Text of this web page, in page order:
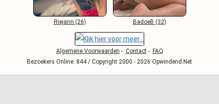
Riejann (26) BadoeB (32)
Algemene Voorwaarden - Contact- FAQ
Bezoekers Online: 844 / Copyright 2000 - 2026 Opwindend.Net